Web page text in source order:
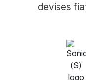
devises